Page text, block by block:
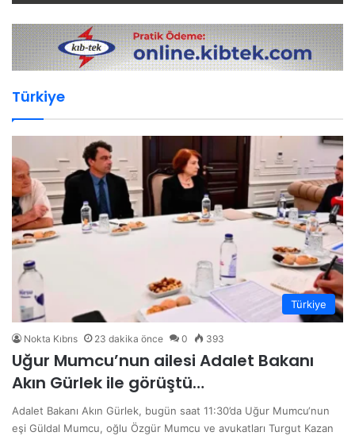
Türkiye
Türkiye
Nokta Kıbrıs 23 dakika önce 0 393
Uğur Mumcu’nun ailesi Adalet Bakanı
Akın Gürlek ile görüştü…
Adalet Bakanı Akın Gürlek, bugün saat 11:30’da Uğur Mumcu‘nun
eşi Güldal Mumcu, oğlu Özgür Mumcu ve avukatları Turgut Kazan